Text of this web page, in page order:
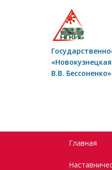
В.В. Бессоненко»
Главная